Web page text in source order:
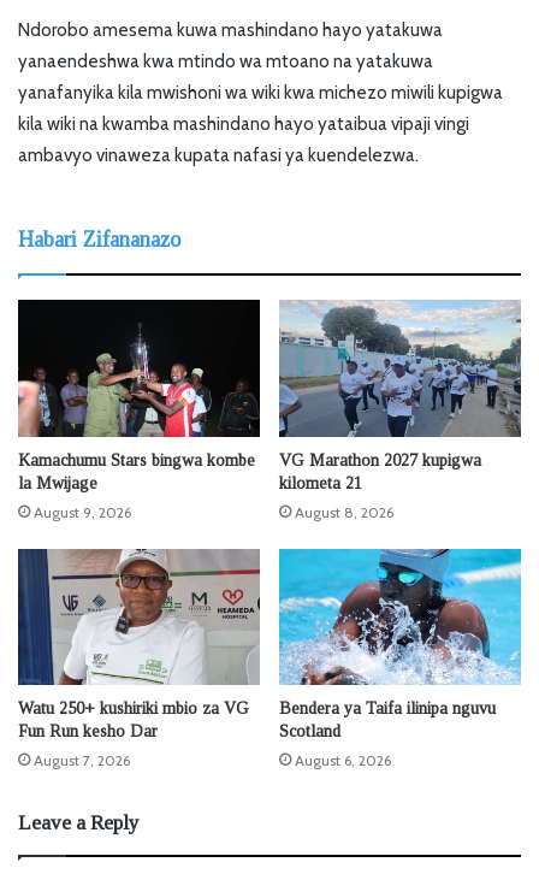
Ndorobo amesema kuwa mashindano hayo yatakuwa
yanaendeshwa kwa mtindo wa mtoano na yatakuwa
yanafanyika kila mwishoni wa wiki kwa michezo miwili kupigwa
kila wiki na kwamba mashindano hayo yataibua vipaji vingi
ambavyo vinaweza kupata nafasi ya kuendelezwa.
Habari Zifananazo
Kamachumu Stars bingwa kombe
la Mwijage
August 9, 2026
VG Marathon 2027 kupigwa
kilometa 21
August 8, 2026
Watu 250+ kushiriki mbio za VG
Fun Run kesho Dar
August 7, 2026
Bendera ya Taifa ilinipa nguvu
Scotland
August 6, 2026
Leave a Reply